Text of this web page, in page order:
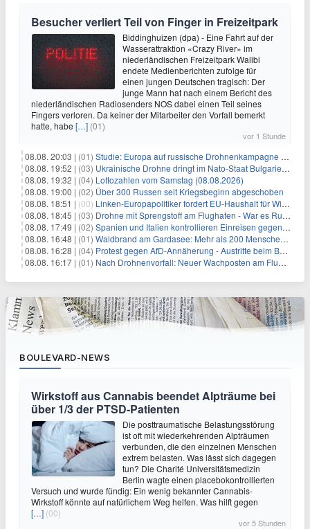
Besucher verliert Teil von Finger in Freizeitpark
Biddinghuizen (dpa) - Eine Fahrt auf der
Wasserattraktion «Crazy River» im
niederländischen Freizeitpark Walibi
endete Medienberichten zufolge für
einen jungen Deutschen tragisch: Der
junge Mann hat nach einem Bericht des
niederländischen Radiosenders NOS dabei einen Teil seines
Fingers verloren. Da keiner der Mitarbeiter den Vorfall bemerkt
hatte, habe […] (01)
vor 1 Stunde
08.08. 20:03 | (01) Studie: Europa auf russische Drohnenkampagne unzureichend vorbereitet
08.08. 19:52 | (03) Ukrainische Drohne dringt im Nato-Staat Bulgarien ein
08.08. 19:32 | (04) Lottozahlen vom Samstag (08.08.2026)
08.08. 19:00 | (02) Über 300 Russen seit Kriegsbeginn abgeschoben
08.08. 18:51 | (00) Linken-Europapolitiker fordert EU-Haushalt für Wirtschaftsumbau
08.08. 18:45 | (03) Drohne mit Sprengstoff am Flughafen - War es Russland?
08.08. 17:49 | (02) Spanien und Italien kontrollieren Einreisen gegenseitig
08.08. 16:48 | (01) Waldbrand am Gardasee: Mehr als 200 Menschen evakuiert
08.08. 16:28 | (04) Protest gegen AfD-Annäherung - Austritte beim BSW Sachsen-Anhalt
08.08. 16:17 | (01) Nach Drohnenvorfall: Neuer Wachposten am Flughafen
BOULEVARD-NEWS
Wirkstoff aus Cannabis beendet Alpträume bei
über 1/3 der PTSD-Patienten
Die posttraumatische Belastungsstörung
ist oft mit wiederkehrenden Alpträumen
verbunden, die den einzelnen Menschen
extrem belasten. Was lässt sich dagegen
tun? Die Charité Universitätsmedizin
Berlin wagte einen placebokontrollierten
Versuch und wurde fündig: Ein wenig bekannter Cannabis-
Wirkstoff könnte auf natürlichem Weg helfen. Was hilft gegen
[…] (00)
vor 5 Stunden